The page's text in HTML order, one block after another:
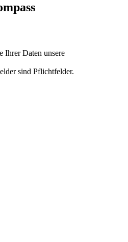
Ihrer Daten unsere
sind Pflichtfelder.